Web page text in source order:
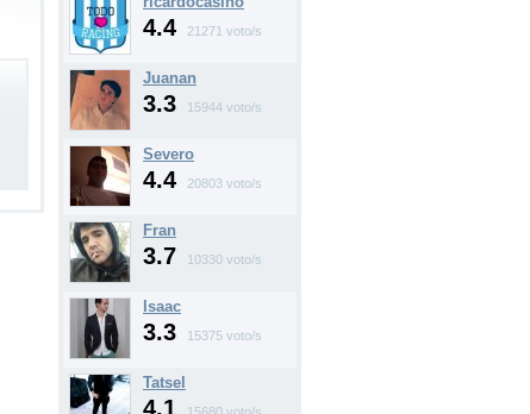
4.4 21271 voto/s
Juanan
3.3 15944 voto/s
Severo
4.4 20803 voto/s
Fran
3.7 10330 voto/s
Isaac
3.3 15375 voto/s
Tatsel
4.1